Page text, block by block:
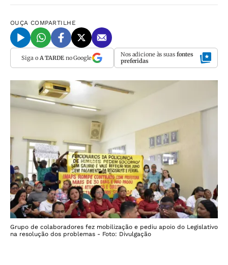
OUÇA COMPARTILHE
Siga o A TARDEno Google Nos adicione às suas fontes
preferidas
Grupo de colaboradores fez mobilização e pediu apoio do Legislativo
na resolução dos problemas - Foto: Divulgação